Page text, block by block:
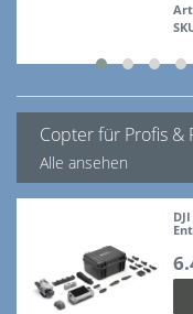
Copter für Profis &
Alle ansehen